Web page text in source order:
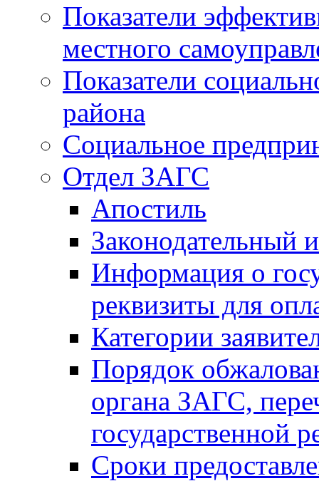
Показатели
местного
Показатели
района
Социальное
Отдел ЗАГС
Апостиль
Законодательный
Информация о
реквизиты для
Категории
Порядок
органа ЗАГС,
государственной
Сроки